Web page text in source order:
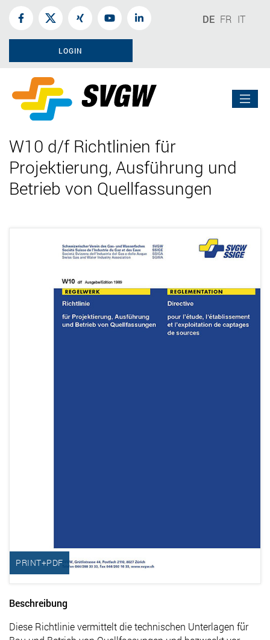
DE FR IT
LOGIN
W10 d/f Richtlinien für
Projektierung, Ausführung und
Betrieb von Quellfassungen
PRINT+PDF
Beschreibung
Diese Richtlinie vermittelt die technischen Unterlagen für